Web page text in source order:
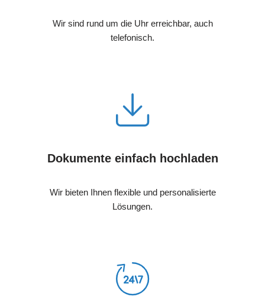
Wir sind rund um die Uhr erreichbar, auch
telefonisch.
Dokumente einfach hochladen
Wir bieten Ihnen flexible und personalisierte
Lösungen.